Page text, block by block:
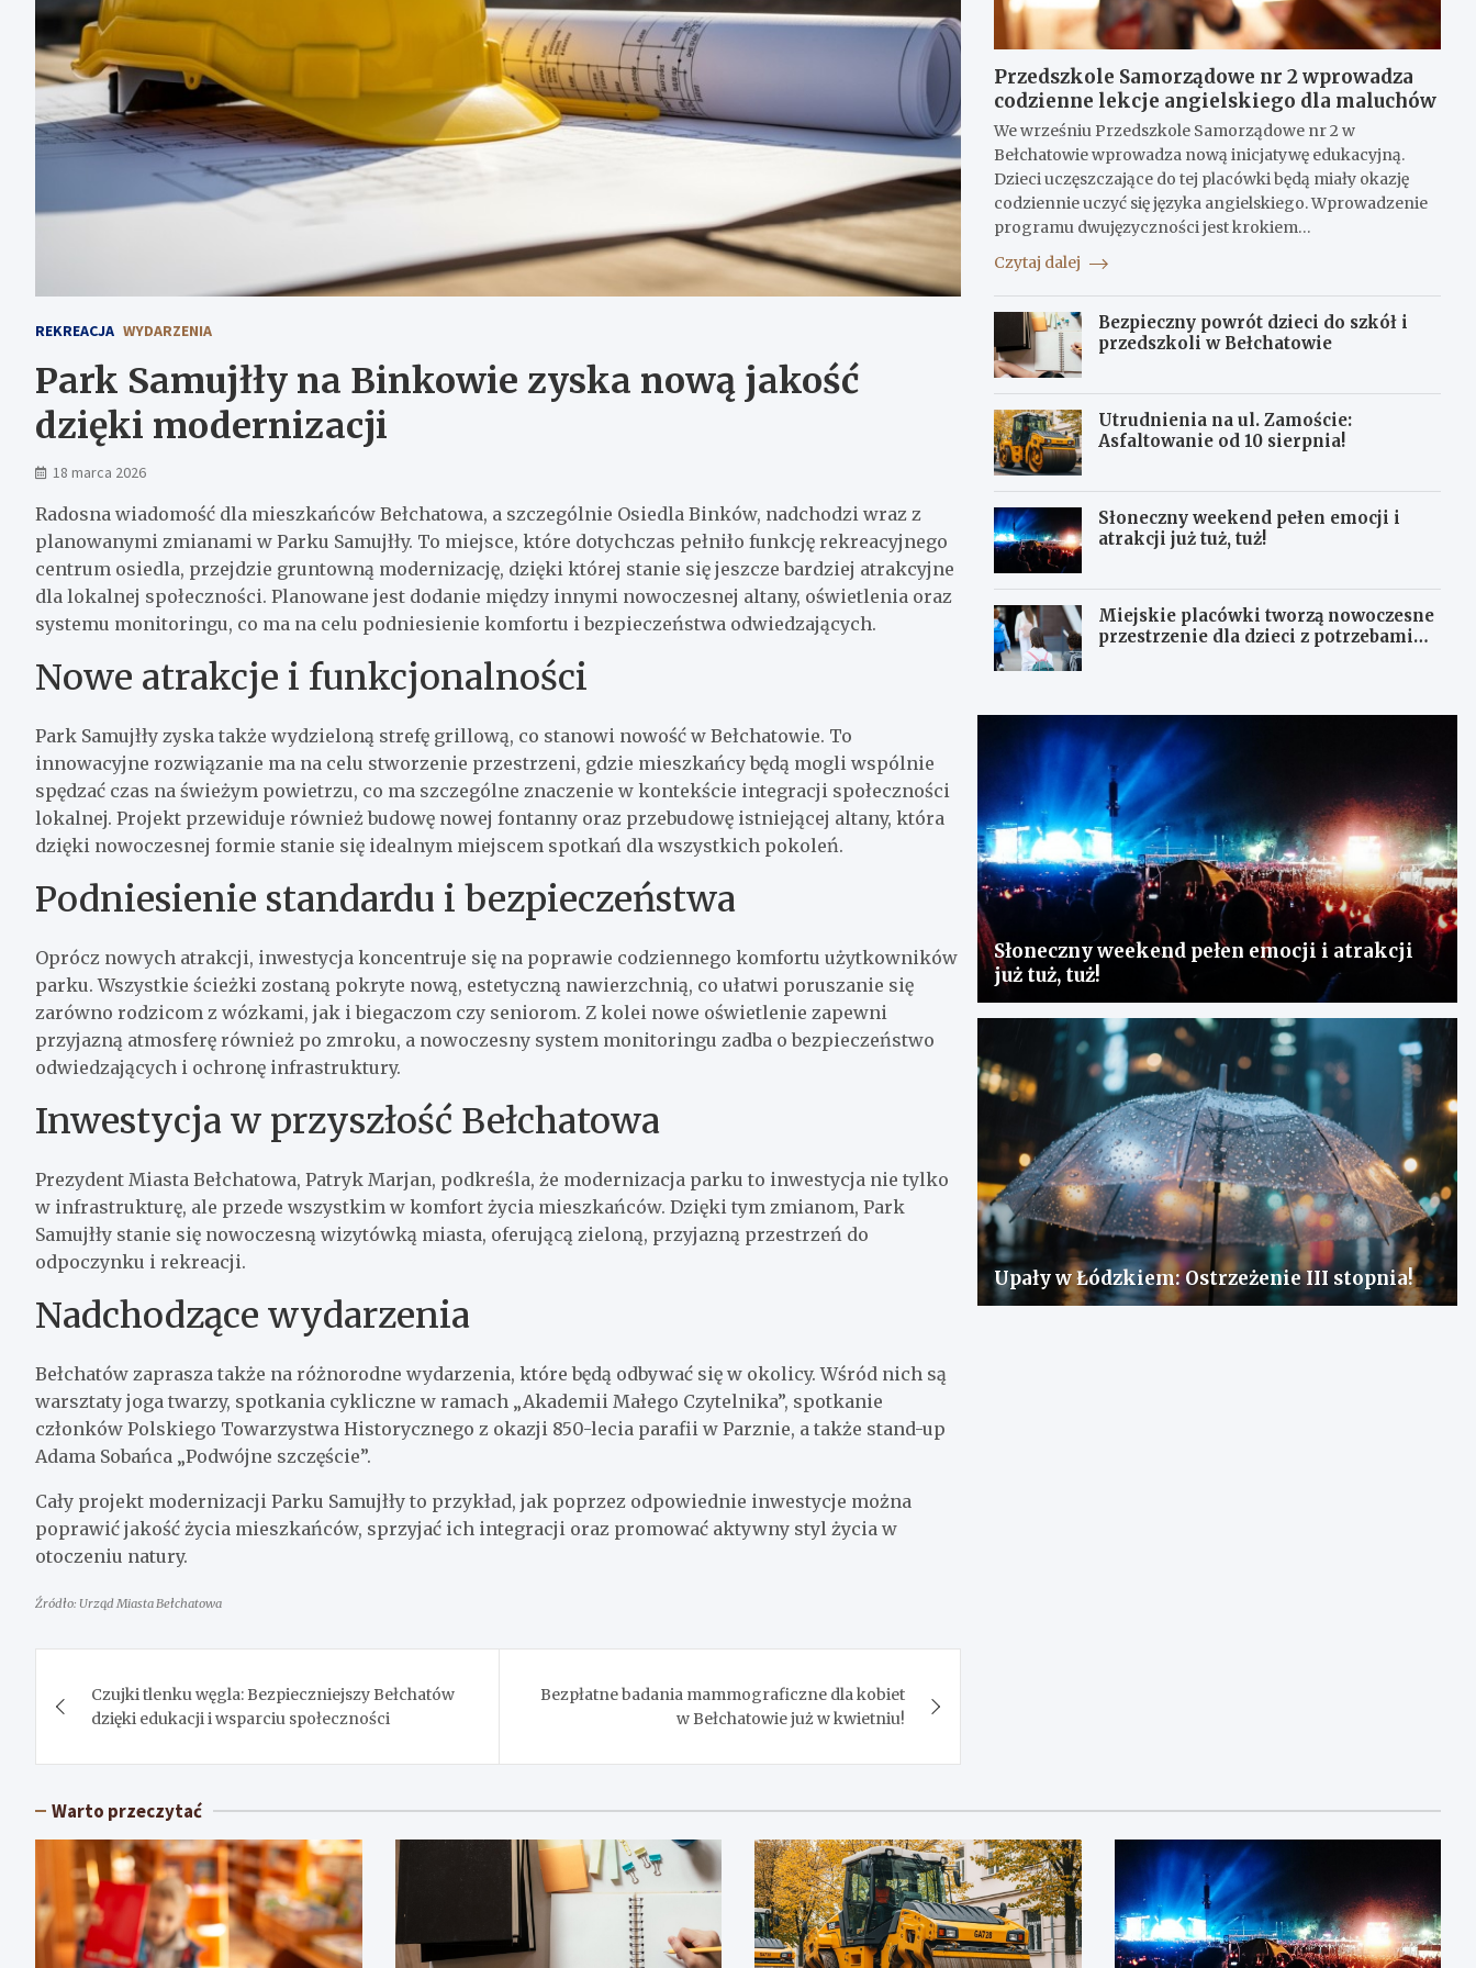
REKREACJA WYDARZENIA
Park Samujłły na Binkowie zyska nową jakość
dzięki modernizacji
18 marca 2026
Radosna wiadomość dla mieszkańców Bełchatowa, a szczególnie Osiedla Binków, nadchodzi wraz z
planowanymi zmianami w Parku Samujłły. To miejsce, które dotychczas pełniło funkcję rekreacyjnego
centrum osiedla, przejdzie gruntowną modernizację, dzięki której stanie się jeszcze bardziej atrakcyjne
dla lokalnej społeczności. Planowane jest dodanie między innymi nowoczesnej altany, oświetlenia oraz
systemu monitoringu, co ma na celu podniesienie komfortu i bezpieczeństwa odwiedzających.
Nowe atrakcje i funkcjonalności
Park Samujłły zyska także wydzieloną strefę grillową, co stanowi nowość w Bełchatowie. To
innowacyjne rozwiązanie ma na celu stworzenie przestrzeni, gdzie mieszkańcy będą mogli wspólnie
spędzać czas na świeżym powietrzu, co ma szczególne znaczenie w kontekście integracji społeczności
lokalnej. Projekt przewiduje również budowę nowej fontanny oraz przebudowę istniejącej altany, która
dzięki nowoczesnej formie stanie się idealnym miejscem spotkań dla wszystkich pokoleń.
Podniesienie standardu i bezpieczeństwa
Oprócz nowych atrakcji, inwestycja koncentruje się na poprawie codziennego komfortu użytkowników
parku. Wszystkie ścieżki zostaną pokryte nową, estetyczną nawierzchnią, co ułatwi poruszanie się
zarówno rodzicom z wózkami, jak i biegaczom czy seniorom. Z kolei nowe oświetlenie zapewni
przyjazną atmosferę również po zmroku, a nowoczesny system monitoringu zadba o bezpieczeństwo
odwiedzających i ochronę infrastruktury.
Inwestycja w przyszłość Bełchatowa
Prezydent Miasta Bełchatowa, Patryk Marjan, podkreśla, że modernizacja parku to inwestycja nie tylko
w infrastrukturę, ale przede wszystkim w komfort życia mieszkańców. Dzięki tym zmianom, Park
Samujłły stanie się nowoczesną wizytówką miasta, oferującą zieloną, przyjazną przestrzeń do
odpoczynku i rekreacji.
Nadchodzące wydarzenia
Bełchatów zaprasza także na różnorodne wydarzenia, które będą odbywać się w okolicy. Wśród nich są
warsztaty joga twarzy, spotkania cykliczne w ramach „Akademii Małego Czytelnika”, spotkanie
członków Polskiego Towarzystwa Historycznego z okazji 850-lecia parafii w Parznie, a także stand-up
Adama Sobańca „Podwójne szczęście”.
Cały projekt modernizacji Parku Samujłły to przykład, jak poprzez odpowiednie inwestycje można
poprawić jakość życia mieszkańców, sprzyjać ich integracji oraz promować aktywny styl życia w
otoczeniu natury.
Źródło: Urząd Miasta Bełchatowa
wpisu
Czujki tlenku węgla: Bezpieczniejszy Bełchatów
dzięki edukacji i wsparciu społeczności
Bezpłatne badania mammograficzne dla kobiet
w Bełchatowie już w kwietniu!
Przedszkole Samorządowe nr 2 wprowadza
codzienne lekcje angielskiego dla maluchów
We wrześniu Przedszkole Samorządowe nr 2 w
Bełchatowie wprowadza nową inicjatywę edukacyjną.
Dzieci uczęszczające do tej placówki będą miały okazję
codziennie uczyć się języka angielskiego. Wprowadzenie
programu dwujęzyczności jest krokiem…
Czytaj dalej
Bezpieczny powrót dzieci do szkół i
przedszkoli w Bełchatowie
Utrudnienia na ul. Zamoście:
Asfaltowanie od 10 sierpnia!
Słoneczny weekend pełen emocji i
atrakcji już tuż, tuż!
Miejskie placówki tworzą nowoczesne
przestrzenie dla dzieci z potrzebami
Słoneczny weekend pełen emocji i atrakcji
już tuż, tuż!
Upały w Łódzkiem: Ostrzeżenie III stopnia!
Warto przeczytać